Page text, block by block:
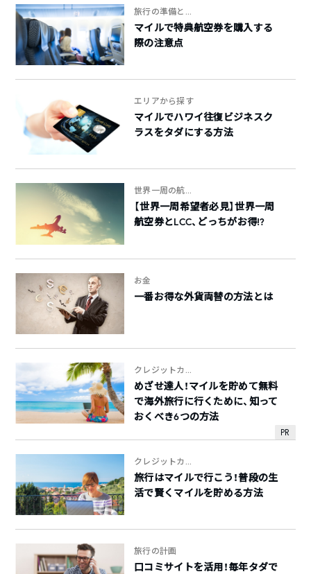
旅行の準備と...
マイルで特典航空券を購入する
際の注意点
エリアから探す
マイルでハワイ往復ビジネスク
ラスをタダにする方法
世界一周の航...
【世界一周希望者必見】世界一周
航空券とLCC、どっちがお得!?
お金
一番お得な外貨両替の方法とは
PR
クレジットカ...
めざせ達人！マイルを貯めて無料
で海外旅行に行くために、知って
おくべき6つの方法
クレジットカ...
旅行はマイルで行こう！普段の生
活で賢くマイルを貯める方法
旅行の計画
口コミサイトを活用！毎年タダで